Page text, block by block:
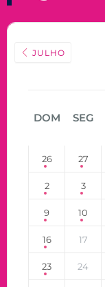
JULHO
DOM SEG
26 27
2 3
9 10
16 17
23 24